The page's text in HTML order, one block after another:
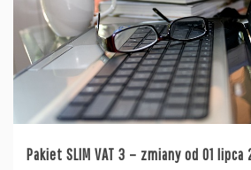
Pakiet SLIM VAT 3 – zmiany od 01 lipca